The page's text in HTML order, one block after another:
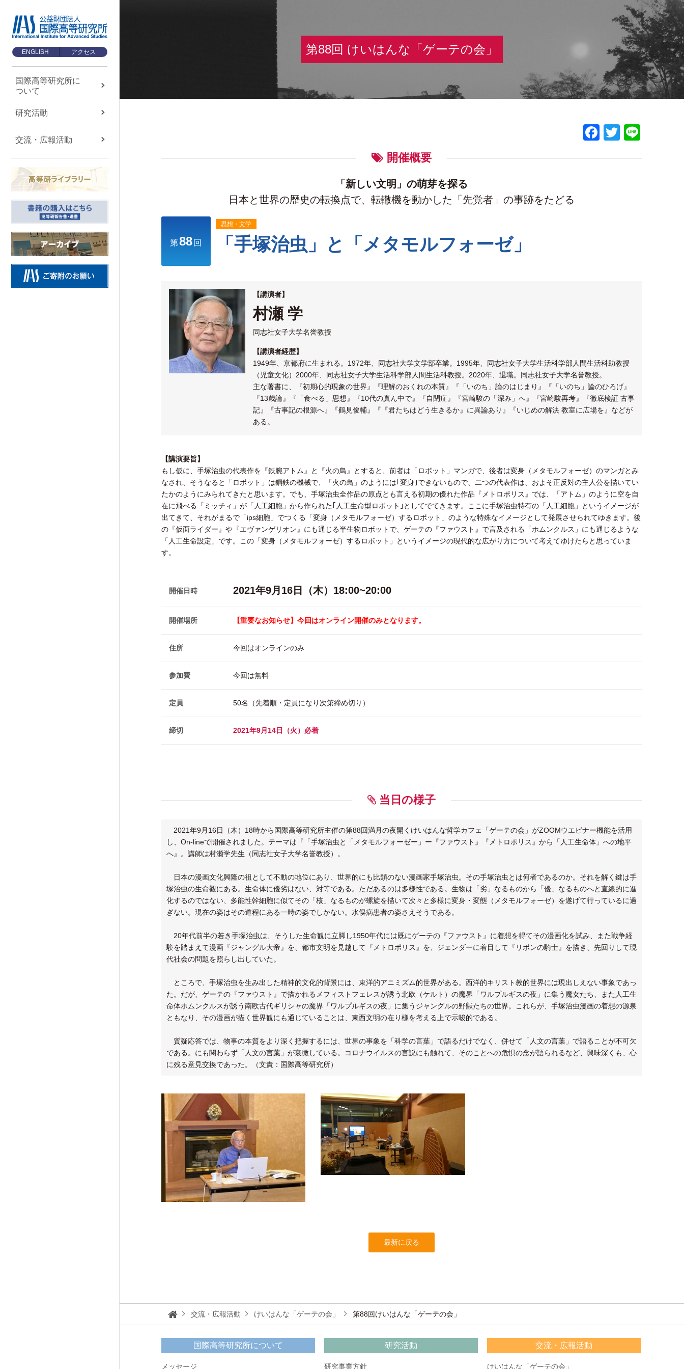
ENGLISH アクセス
国際高等研究所に
ついて
研究活動
交流・広報活動
国際高等研究所に
ついて
TOP
基本理念・ミッション
設立経緯・歩み
組織・運営について
情報公開
第88回 けいはんな「ゲーテの会」
Facebook
Twitter
開催概要
「新しい文明」の萌芽を探る
日本と世界の歴史の転換点で、転轍機を動かした「先覚者」の事跡をたどる
第88 回
思想・文学
「手塚治虫」と「メタモルフォーゼ」
【講演者】
村瀬 学
同志社女子大学名誉教授
【講演者経歴】
1949年、京都府に生まれる。1972年、同志社大学文学部卒業。1995年、同志社女子大学生活科学部人間生活科助教授
（児童文化）2000年、同志社女子大学生活科学部人間生活科教授。2020年、退職。同志社女子大学名誉教授。
主な著書に、『初期心的現象の世界』『理解のおくれの本質』『「いのち」論のはじまり』『「いのち」論のひろげ』
『13歳論』『「食べる」思想』『10代の真ん中で』『自閉症』『宮崎駿の「深み」へ』『宮崎駿再考』『徹底検証 古事
記』『古事記の根源へ』『鶴見俊輔』『『君たちはどう生きるか』に異論あり』『いじめの解決 教室に広場を』などが
ある。
【講演要旨】
もし仮に、手塚治虫の代表作を『鉄腕アトム』と『火の鳥』とすると、前者は「ロボット」マンガで、後者は変身（メタモルフォーゼ）のマンガとみ
なされ、そうなると「ロボット」は鋼鉄の機械で、「火の鳥」のようには｢変身｣できないもので、二つの代表作は、およそ正反対の主人公を描いてい
たかのようにみられてきたと思います。でも、手塚治虫全作品の原点とも言える初期の優れた作品『メトロポリス』では、「アトム」のように空を自
在に飛べる「ミッチィ」が「人工細胞」から作られた｢人工生命型ロボット｣としてでてきます。ここに手塚治虫特有の「人工細胞」というイメージが
出てきて、それがまるで「ips細胞」でつくる「変身（メタモルフォーゼ）するロボット」のような特殊なイメージとして発展させられてゆきます。後
の『仮面ライダー』や『エヴァンゲリオン』にも通じる半生物ロボットで、ゲーテの『ファウスト』で言及される「ホムンクルス」にも通じるような
「人工生命設定」です。この「変身（メタモルフォーゼ）するロボット」というイメージの現代的な広がり方について考えてゆけたらと思っていま
す。
開催日時 2021年9月16日（木）18:00~20:00
開催場所 【重要なお知らせ】今回はオンライン開催のみとなります。
住所 今回はオンラインのみ
参加費 今回は無料
定員 50名（先着順・定員になり次第締め切り）
締切 2021年9月14日（火）必着
当日の様子
2021年9月16日（木）18時から国際高等研究所主催の第88回満月の夜開くけいはんな哲学カフェ「ゲーテの会」がZOOMウエビナー機能を活用
し、On-lineで開催されました。テーマは『「手塚治虫と「メタモルフォーゼー」ー『ファウスト』『メトロポリス』から「人工生命体」への地平
へ』。講師は村瀬学先生（同志社女子大学名誉教授）。
日本の漫画文化興隆の祖として不動の地位にあり、世界的にも比類のない漫画家手塚治虫。その手塚治虫とは何者であるのか。それを解く鍵は手
塚治虫の生命觀にある。生命体に優劣はない、対等である。ただあるのは多様性である。生物は「劣」なるものから「優」なるものへと直線的に進
化するのではない、多能性幹細胞に似てその「核」なるものが螺旋を描いて次々と多様に変身・変態（メタモルフォーゼ）を遂げて行っているに過
ぎない。現在の姿はその道程にある一時の姿でしかない。水俣病患者の姿さえそうである。
20年代前半の若き手塚治虫は、そうした生命観に立脚し1950年代には既にゲーテの『ファウスト』に着想を得てその漫画化を試み、また戦争経
験を踏まえて漫画『ジャングル大帝』を、都市文明を見越して『メトロポリス』を、ジェンダーに着目して『リボンの騎士』を描き、先回りして現
代社会の問題を照らし出していた。
ところで、手塚治虫を生み出した精神的文化的背景には、東洋的アニミズム的世界がある。西洋的キリスト教的世界には現出しえない事象であっ
た。だが、ゲーテの『ファウスト』で描かれるメフィストフェレスが誘う北欧（ケルト）の魔界「ワルプルギスの夜」に集う魔女たち、また人工生
命体ホムンクルスが誘う南欧古代ギリシャの魔界「ワルプルギスの夜」に集うジャングルの野獣たちの世界。これらが、手塚治虫漫画の着想の源泉
ともなり、その漫画が描く世界観にも通じていることは、東西文明の在り様を考える上で示唆的である。
質疑応答では、物事の本質をより深く把握するには、世界の事象を「科学の言葉」で語るだけでなく、併せて「人文の言葉」で語ることが不可欠
である。にも関わらず「人文の言葉」が衰微している。コロナウイルスの言説にも触れて、そのことへの危惧の念が語られるなど、興味深くも、心
に残る意見交換であった。（文責：国際高等研究所）
最新に戻る
交流・広報活動 けいはんな「ゲーテの会」 第88回けいはんな「ゲーテの会」
国際高等研究所について
メッセージ
研究活動
研究事業方針
交流・広報活動
けいはんな「ゲーテの会」